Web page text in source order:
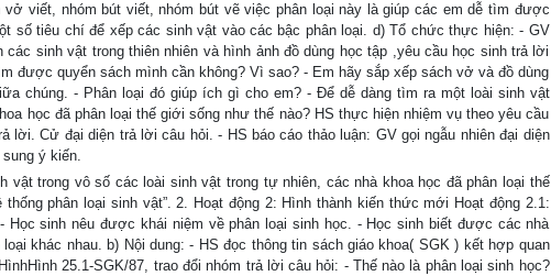
vở viết, nhóm bút viết, nhóm bút vẽ việc phân loại này là giúp các em dễ tìm được
số tiêu chí để xếp các sinh vật vào các bậc phân loại. d) Tổ chức thực hiện: - GV
sinh vật trong thiên nhiên và hình ảnh đồ dùng học tập ,yêu cầu học sinh trả lời
được quyển sách mình cần không? Vì sao? - Em hãy sắp xếp sách vở và đồ dùng
chúng. - Phân loại đó giúp ích gì cho em? - Để dễ dàng tìm ra một loài sinh vật
học đã phân loại thế giới sống như thế nào? HS thực hiện nhiệm vụ theo yêu cầu
lời. Cử đại diện trả lời câu hỏi. - HS báo cáo thảo luận: GV gọi ngẫu nhiên đại diện
ý kiến.
vật trong vô số các loài sinh vật trong tự nhiên, các nhà khoa học đã phân loại thế
phân loại sinh vật”. 2. Hoạt động 2: Hình thành kiến thức mới Hoạt động 2.1:
Học sinh nêu được khái niệm về phân loại sinh học. - Học sinh biết được các nhà
khác nhau. b) Nội dung: - HS đọc thông tin sách giáo khoa( SGK ) kết hợp quan
25.1-SGK/87, trao đổi nhóm trả lời câu hỏi: - Thế nào là phân loại sinh học?